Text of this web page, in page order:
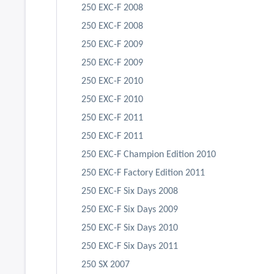
250 EXC-F 2008
250 EXC-F 2008
250 EXC-F 2009
250 EXC-F 2009
250 EXC-F 2010
250 EXC-F 2010
250 EXC-F 2011
250 EXC-F 2011
250 EXC-F Champion Edition 2010
250 EXC-F Factory Edition 2011
250 EXC-F Six Days 2008
250 EXC-F Six Days 2009
250 EXC-F Six Days 2010
250 EXC-F Six Days 2011
250 SX 2007